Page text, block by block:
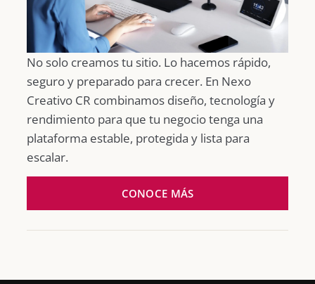
No solo creamos tu sitio. Lo hacemos rápido,
seguro y preparado para crecer. En Nexo
Creativo CR combinamos diseño, tecnología y
rendimiento para que tu negocio tenga una
plataforma estable, protegida y lista para
escalar.
CONOCE MÁS